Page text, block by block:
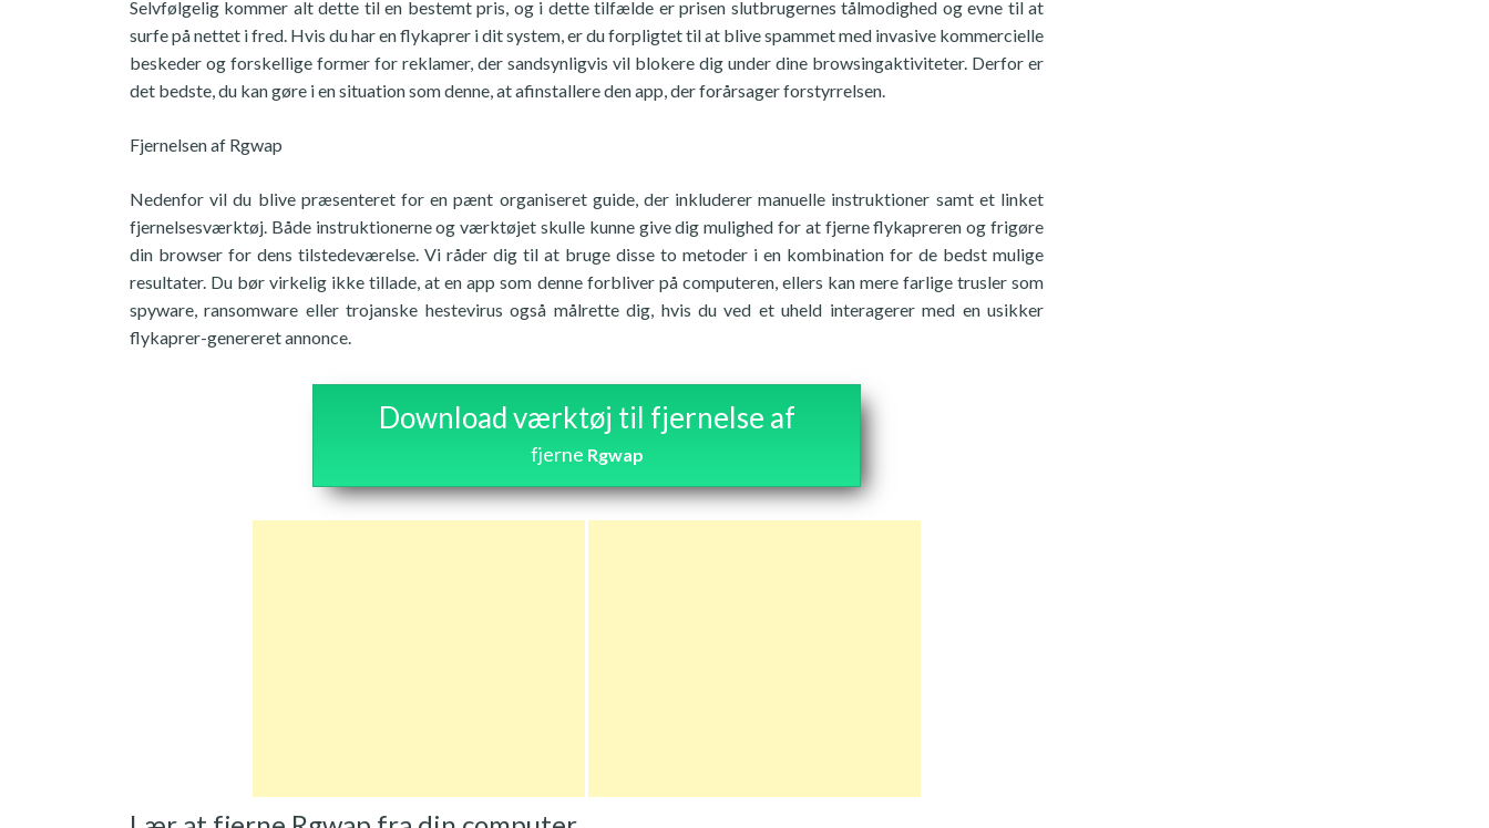
Selvfølgelig kommer alt dette til en bestemt pris, og i dette tilfælde er prisen slutbrugernes tålmodighed og evne til at
surfe på nettet i fred. Hvis du har en flykaprer i dit system, er du forpligtet til at blive spammet med invasive kommercielle
beskeder og forskellige former for reklamer, der sandsynligvis vil blokere dig under dine browsingaktiviteter. Derfor er
det bedste, du kan gøre i en situation som denne, at afinstallere den app, der forårsager forstyrrelsen.
Fjernelsen af Rgwap
Nedenfor vil du blive præsenteret for en pænt organiseret guide, der inkluderer manuelle instruktioner samt et linket
fjernelsesværktøj. Både instruktionerne og værktøjet skulle kunne give dig mulighed for at fjerne flykapreren og frigøre
din browser for dens tilstedeværelse. Vi råder dig til at bruge disse to metoder i en kombination for de bedst mulige
resultater. Du bør virkelig ikke tillade, at en app som denne forbliver på computeren, ellers kan mere farlige trusler som
spyware, ransomware eller trojanske hestevirus også målrette dig, hvis du ved et uheld interagerer med en usikker
flykaprer-genereret annonce.
Download værktøj til fjernelse af
fjerne Rgwap